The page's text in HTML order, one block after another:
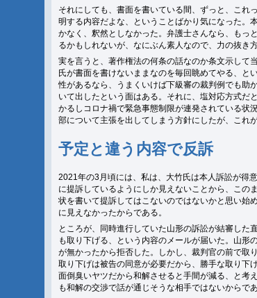
それにしても、書面を書いている間、ずっと、これ
明する内容だよな、ということばかり気になった。
かなく、釈然としなかった。弁護士さんなら、もっ
るかもしれないが、なにぶん素人なので、力の抜き
実を言うと、著作権法の何条の話なのか条文示して
氏が書面を書けないままなのを毎回眺めてやる、と
性があるなら、うまくいけば下級審の裁判例でも助
いて出したという面はある。それに、塩対応方式だ
かるしコロナ禍で緊急事態制限が連発されている状
部について主張を出してしまう方針にしたが、これ
予定と違う内容で反訴
2021年の3月頃には、私は、大竹氏は本人訴訟が得
に提訴しているようにしか見えないことから、この
状を書いて提訴してはこないのではないかと思い始
に見えなかったからである。
ところが、同時進行していた山形の訴訟が結審した
も取り下げる、という内容のメールが届いた。山形
が無かったから拒否した。しかし、裁判官の前で取
取り下げは被告の同意が必要だから、勝手な取り下
面倒臭いヤツだから和解させると手間が減る、と考
も和解の交渉で話が通じそうな相手ではないからであ